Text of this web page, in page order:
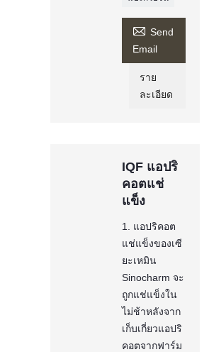
 Send
Email
ราย
ละเอียด
IQF แอปริ
คอตแช่
แข็ง
1. แอปริคอต
แช่แข็งของเซี
ยะเหมิน
Sinocharm จะ
ถูกแช่แข็งใน
ไม่ช้าหลังจาก
เก็บเกี่ยวแอปริ
คอตจากฟาร์ม